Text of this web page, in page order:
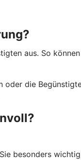
aus. So
die
besonders